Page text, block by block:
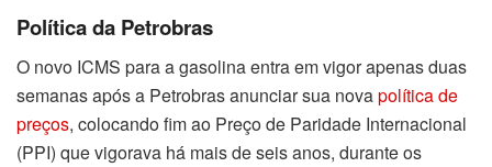
Política da Petrobras
O novo ICMS para a gasolina entra em vigor apenas duas
semanas após a Petrobras anunciar sua novapolítica de
preços, colocando fim ao Preço de Paridade Internacional
(PPI) que vigorava há mais de seis anos, durante os